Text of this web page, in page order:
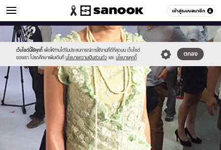
เข้าสู่ระบบสมาชิก
ข่าวบันเทิง หมวดอื่นๆ
เว็บไซต์นี้ใช้คุกกี้ เพื่อให้ท่านได้รับประสบการณ์การใช้งานที่ดีที่สุดบน เว็บไซต์
ของเรา โปรดศึกษาเพิ่มเติมที่ นโยบายความเป็นส่วนตัว และ นโยบายคุกกี้
ตกลง
Sanook
//s.isanook.com/sr/0/images/logo-
new-
sanook.png
600
60
//s.isanook.com/ns/0/ud/361/1806574/622610-
01.jpg